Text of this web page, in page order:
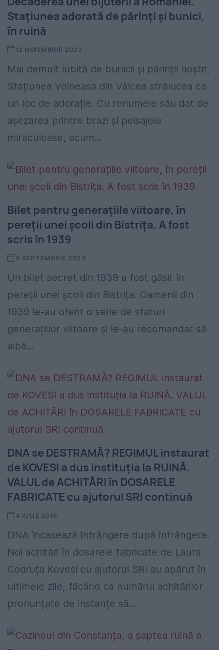
Stațiunea adorată de părinți și bunici,
în ruină
12 NOIEMBRIE 2023
Mai demult iubită de bunicii și părinții noștri,
Stațiunea Voineasa din Vâlcea strălucea ca
un loc de adorație. Cu renumele său dat de
așezarea printre brazi și peisajele
miraculoase, acum...
Bilet pentru generațiile viitoare, în
pereții unei școli din Bistrița. A fost
scris în 1939
6 SEPTEMBRIE 2023
Un bilet secret din 1939 a fost găsit în
pereții unei școli din Bistrița. Oamenii din
1939 le-au oferit o serie de sfaturi
generațiilor viitoare și le-au recomandat să
aibă...
DNA se DESTRAMĂ? REGIMUL instaurat
de KOVESI a dus instituția la RUINĂ.
VALUL de ACHITĂRI în DOSARELE
FABRICATE cu ajutorul SRI continuă
4 IULIE 2018
DNA încasează înfrângere după înfrângere.
Noi achitări în dosarele fabricate de Laura
Codruța Kovesi cu ajutorul SRI au apărut în
ultimele zile, făcând ca numărul achitărilor
pronunțate de instanțe să...